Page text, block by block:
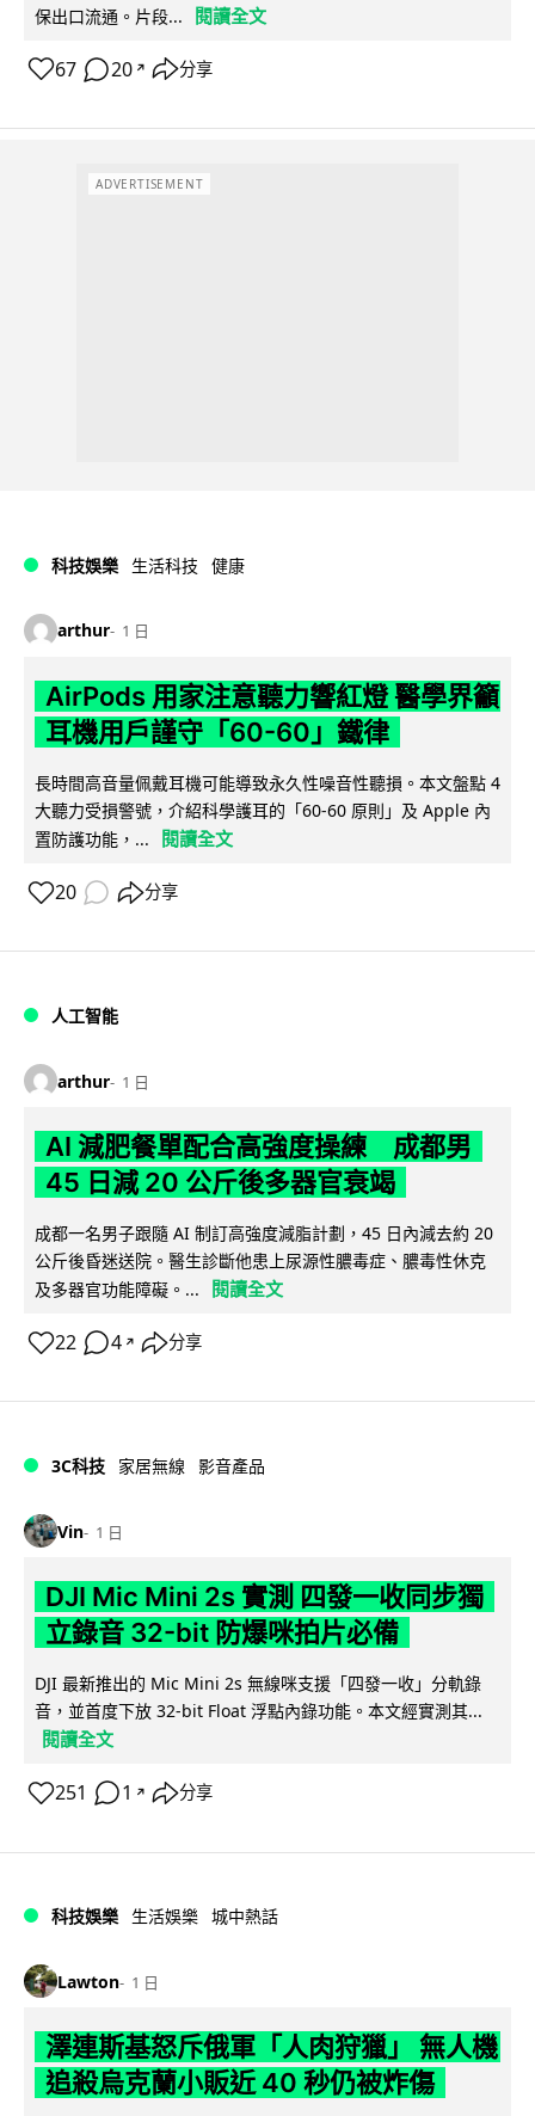
保出口流通。片段...
閱讀全文
67 20 ↗ 分享
ADVERTISEMENT
科技娛樂 生活科技 健康
arthur 1 日
AirPods 用家注意聽力響紅燈 醫學界籲
耳機用戶謹守「60-60」鐵律
長時間高音量佩戴耳機可能導致永久性噪音性聽損。本文盤點 4
大聽力受損警號，介紹科學護耳的「60-60 原則」及 Apple 內
置防護功能，...
閱讀全文
20 分享
人工智能
arthur 1 日
AI 減肥餐單配合高強度操練 成都男
45 日減 20 公斤後多器官衰竭
成都一名男子跟隨 AI 制訂高強度減脂計劃，45 日內減去約 20
公斤後昏迷送院。醫生診斷他患上尿源性膿毒症、膿毒性休克
及多器官功能障礙。...
閱讀全文
22 4 ↗ 分享
3C科技 家居無線 影音產品
Vin 1 日
DJI Mic Mini 2s 實測 四發一收同步獨
立錄音 32-bit 防爆咪拍片必備
DJI 最新推出的 Mic Mini 2s 無線咪支援「四發一收」分軌錄
音，並首度下放 32-bit Float 浮點內錄功能。本文經實測其...
閱讀全文
251 1 ↗ 分享
科技娛樂 生活娛樂 城中熱話
Lawton 1 日
澤連斯基怒斥俄軍「人肉狩獵」 無人機
追殺烏克蘭小販近 40 秒仍被炸傷